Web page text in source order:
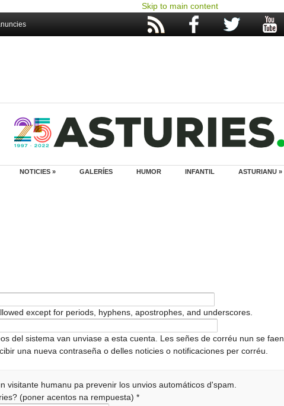
Skip to main content
NOTICIES » GALERÍES HUMOR INFANTIL ASTURIANU »
except for periods, hyphens, apostrophes, and underscores.
del sistema van unviase a esta cuenta. Les señes de corréu nun se faen
una nueva contraseña o delles noticies o notificaciones per corréu.
visitante humanu pa prevenir los unvios automáticos d'spam.
(poner acentos na rempuesta)*